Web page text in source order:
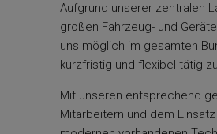
Aufgrund unserer zentralen
großen Fahrzeug- und
uns möglich im gesamten
kurzfristig und flexibel tätig
Mit unseren entsprechend
Mitarbeitern und dem